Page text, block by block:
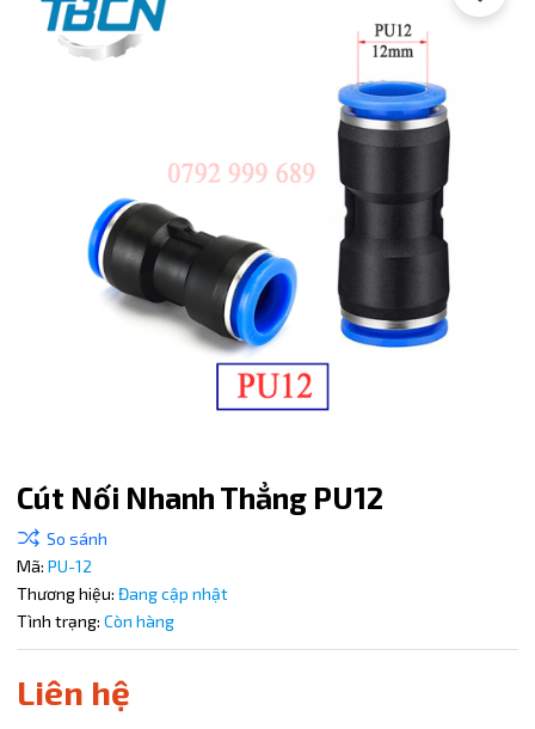
Cút Nối Nhanh Thẳng PU12
Mã: PU-12
Thương hiệu: Đang cập nhật
Tình trạng: Còn hàng
Liên hệ
Mã giảm giá:
Ngày hết hạn:
Copy mã và nhập mã ở trang